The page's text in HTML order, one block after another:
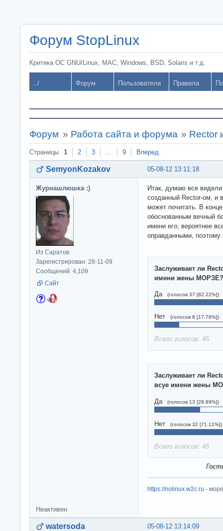
Форум StopLinux
Критика ОС GNU/Linux, MAC, Windows, BSD, Solaris и т.д.
../ Форум Пользователи Правила
Форум » Работа сайта и форума » Rector
Страницы 1 2 3 … 9 Вперед
05-08-12 13:11:18
SemyonKozakov
Журнашлюшка :)
Из Саратов
Зарегистрирован: 28-11-09
Сообщений: 4,109
Сайт
Итак, думаю все видели
созданный Rector-ом, и
может почитать. В
обоснованным вечный
имени его, вероятнее
оправданными,
Заслуживает ли
имени жены МОРЗЕ?
Да (голосов 37 [82.22%])
Нет (голосов 8 [17.78%])
Всего голосов: 45
Заслуживает ли
всуе имени жены
Да (голосов 13 [28.89%])
Нет (голосов 32 [71.11%])
Всего голосов: 45
https://nolinux.w2c.ru -
Неактивен
05-08-12 13:14:09
watersoda